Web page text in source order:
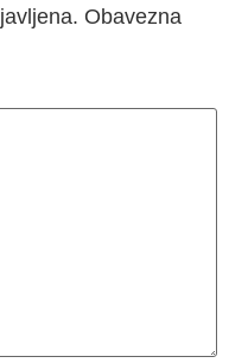
Obavezna